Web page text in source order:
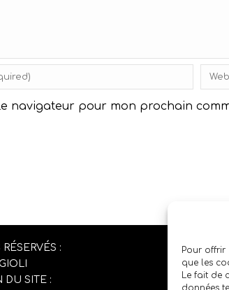
Pour offrir
que les
Le fait de
données
navigateur pour mon prochain
:
DU SITE :